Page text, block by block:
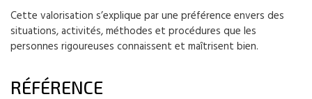
Cette valorisation s’explique par une préférence envers des
situations, activités, méthodes et procédures que les
personnes rigoureuses connaissent et maîtrisent bien.
RÉFÉRENCE